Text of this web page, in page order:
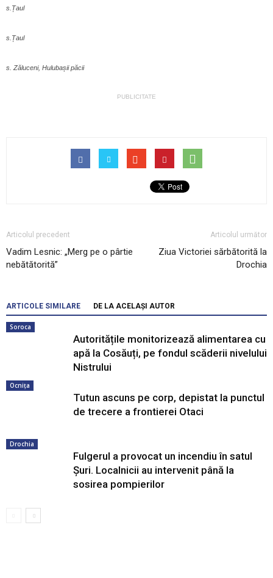
s.Țaul
s.Țaul
s. Zăluceni, Hulubașii păcii
PUBLICITATE
Articolul precedent
Vadim Lesnic: „Merg pe o pârtie
nebătătorită”
Articolul următor
Ziua Victoriei sărbătorită la
Drochia
ARTICOLE SIMILARE DE LA ACELAȘI AUTOR
Soroca
Autoritățile monitorizează alimentarea cu
apă la Cosăuți, pe fondul scăderii nivelului
Nistrului
Ocnița
Tutun ascuns pe corp, depistat la punctul
de trecere a frontierei Otaci
Drochia
Fulgerul a provocat un incendiu în satul
Șuri. Localnicii au intervenit până la
sosirea pompierilor